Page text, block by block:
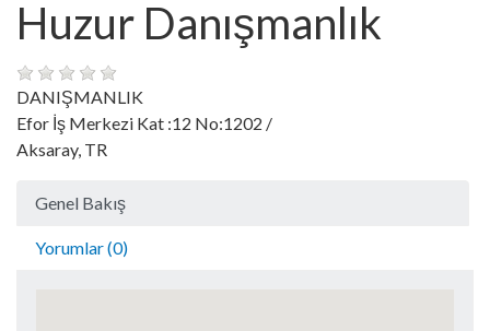
Huzur Danışmanlık
DANIŞMANLIK
Efor İş Merkezi Kat :12 No:1202 /
Aksaray, TR
Genel Bakış
Yorumlar (0)